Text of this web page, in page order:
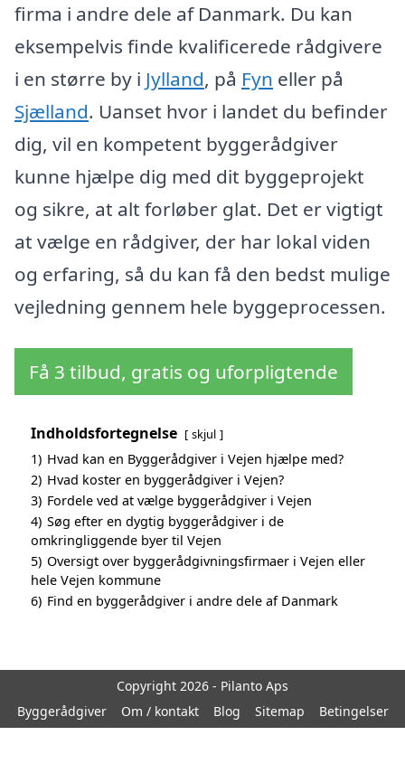
firma i andre dele af Danmark. Du kan
eksempelvis finde kvalificerede rådgivere
i en større by i Jylland, på Fyn eller på
Sjælland. Uanset hvor i landet du befinder
dig, vil en kompetent byggerådgiver
kunne hjælpe dig med dit byggeprojekt
og sikre, at alt forløber glat. Det er vigtigt
at vælge en rådgiver, der har lokal viden
og erfaring, så du kan få den bedst mulige
vejledning gennem hele byggeprocessen.
Få 3 tilbud, gratis og uforpligtende
Indholdsfortegnelse skjul
1) Hvad kan en Byggerådgiver i Vejen hjælpe med?
2) Hvad koster en byggerådgiver i Vejen?
3) Fordele ved at vælge byggerådgiver i Vejen
4) Søg efter en dygtig byggerådgiver i de
omkringliggende byer til Vejen
5) Oversigt over byggerådgivningsfirmaer i Vejen eller
hele Vejen kommune
6) Find en byggerådgiver i andre dele af Danmark
Copyright 2026 - Pilanto Aps
Byggerådgiver
Om / kontakt Blog Sitemap Betingelser